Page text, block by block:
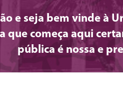
e seja bem vinde à
que começa aqui
pública é nossa e